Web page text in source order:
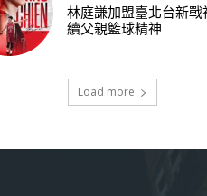
林庭謙加盟臺北台新
續父親籃球精神
Load more